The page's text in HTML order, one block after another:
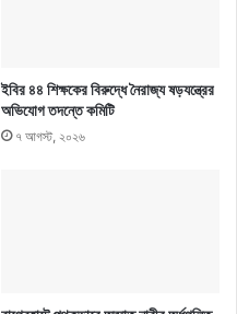
ইবির ৪৪ শিক্ষকের বিরুদ্ধে নৈরাজ্য ষড়যন্ত্রের
অভিযোগ তদন্তে কমিটি
৭ আগস্ট, ২০২৬